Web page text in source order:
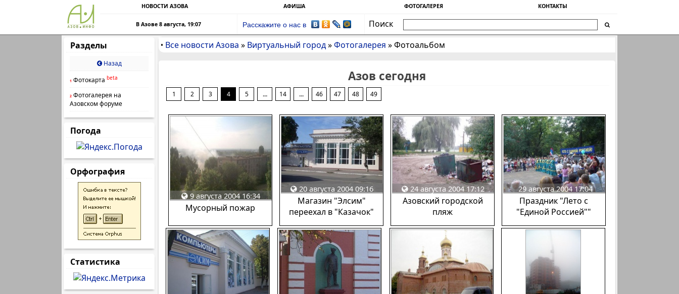
НОВОСТИ АЗОВА АФИША ФОТОГАЛЕРЕЯ КОНТАКТЫ
В Азове 8 августа, 19:07 Расскажите о нас в
Поиск
Разделы
Назад
1 Фотокарта beta
2 Фотогалерея на
Азовском форуме
Погода
Орфография
Статистика
• Все новости Азова » Виртуальный город»Фотогалерея »Фотоальбом
Азов сегодня
1 2 3 4 5 ... 14 ... 46 47 48 49
9 августа 2004 16:34
Мусорный пожар
20 августа 2004 09:16
Магазин "Элсим"
переехал в "Казачок"
24 августа 2004 17:12
Азовский городской
пляж
29 августа 2004 17:04
Праздник "Лето с
"Единой Россией""